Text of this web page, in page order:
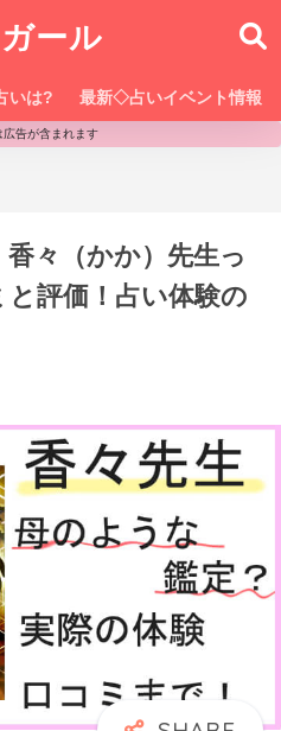
ール
いは? 最新◇占いイベント情報
広告が含まれます
々（かか）先生っ
評価！占い体験の